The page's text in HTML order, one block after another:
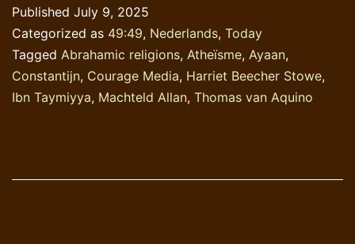
Published July 9, 2025
Categorized as 49:49, Nederlands, Today
Tagged Abrahamic religions, Atheïsme, Ayaan,
Constantijn, Courage Media, Harriet Beecher Stowe,
Ibn Taymiyya, Machteld Allan, Thomas van Aquino